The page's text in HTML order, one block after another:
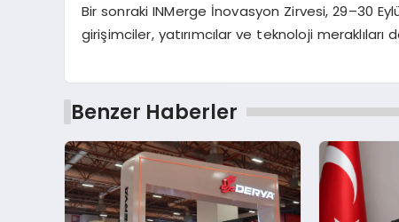
Bir sonraki INMerge İnovasyon Zirvesi, 29–30
girişimciler, yatırımcılar ve teknoloji meraklıları
Benzer Haberler